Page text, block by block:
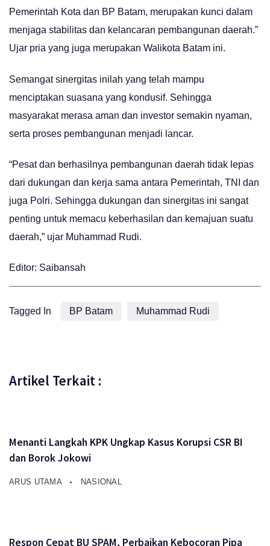
Pemerintah Kota dan BP Batam, merupakan kunci dalam
menjaga stabilitas dan kelancaran pembangunan daerah.”
Ujar pria yang juga merupakan Walikota Batam ini.
Semangat sinergitas inilah yang telah mampu
menciptakan suasana yang kondusif. Sehingga
masyarakat merasa aman dan investor semakin nyaman,
serta proses pembangunan menjadi lancar.
“Pesat dan berhasilnya pembangunan daerah tidak lepas
dari dukungan dan kerja sama antara Pemerintah, TNI dan
juga Polri. Sehingga dukungan dan sinergitas ini sangat
penting untuk memacu keberhasilan dan kemajuan suatu
daerah,” ujar Muhammad Rudi.
Editor: Saibansah
Tagged In BP Batam Muhammad Rudi
Artikel Terkait :
Menanti Langkah KPK Ungkap Kasus Korupsi CSR BI
dan Borok Jokowi
ARUS UTAMA NASIONAL
Respon Cepat BU SPAM, Perbaikan Kebocoran Pipa